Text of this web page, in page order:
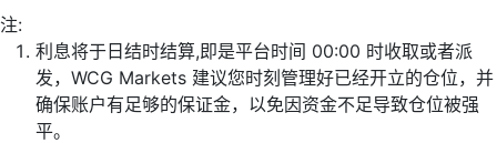
注:
利息将于日结时结算,即是平台时间 00:00 时收取或者派
发，WCG Markets 建议您时刻管理好已经开立的仓位，并
确保账户有足够的保证金，以免因资金不足导致仓位被强
平。